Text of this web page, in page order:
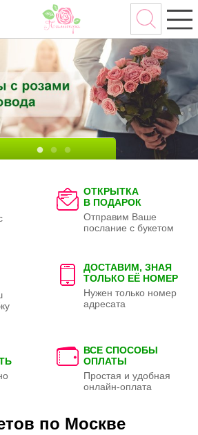
ОТКРЫТКА
В ПОДАРОК
Отправим Ваше
послание с букетом
ДОСТАВИМ, ЗНАЯ
ТОЛЬКО ЕЁ НОМЕР
Нужен только номер
адресата
ВСЕ СПОСОБЫ
ОПЛАТЫ
Простая и удобная
онлайн-оплата
по Москве